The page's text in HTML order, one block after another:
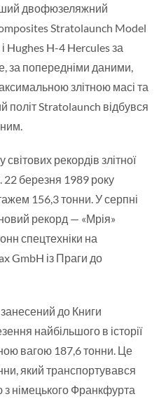
двофюзеляжний
Stratolaunch Model
H-4 Hercules за
за попередніми даними,
злітною масі та
політ Stratolaunch відбувся
рекордів злітної
22 березня 1989 року
156,3 тонни. У серпні
рекорд — «Мрія»
спецтехніки на
GmbH із Праги до
до Книги
найбільшого в історії
вагою 187,6 тонни. Це
який транспортувався
німецького Франкфурта